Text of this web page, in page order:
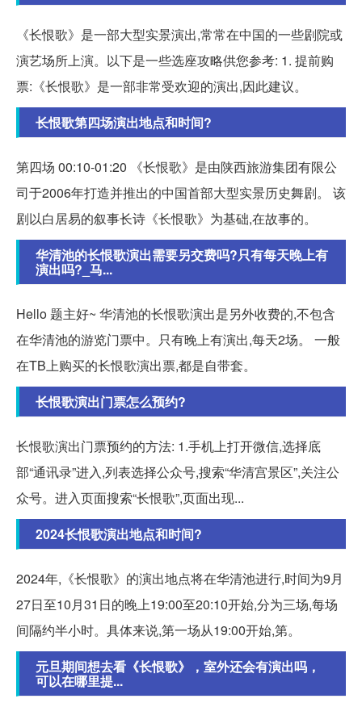
《长恨歌》是一部大型实景演出,常常在中国的一些剧院或
演艺场所上演。以下是一些选座攻略供您参考: 1. 提前购
票:《长恨歌》是一部非常受欢迎的演出,因此建议。
长恨歌第四场演出地点和时间?
第四场 00:10-01:20 《长恨歌》是由陕西旅游集团有限公
司于2006年打造并推出的中国首部大型实景历史舞剧。 该
剧以白居易的叙事长诗《长恨歌》为基础,在故事的。
华清池的长恨歌演出需要另交费吗?只有每天晚上有
演出吗?_马...
Hello 题主好~ 华清池的长恨歌演出是另外收费的,不包含
在华清池的游览门票中。只有晚上有演出,每天2场。 一般
在TB上购买的长恨歌演出票,都是自带套。
长恨歌演出门票怎么预约?
长恨歌演出门票预约的方法: 1.手机上打开微信,选择底
部“通讯录”进入,列表选择公众号,搜索“华清宫景区”,关注公
众号。进入页面搜索“长恨歌”,页面出现...
2024长恨歌演出地点和时间?
2024年,《长恨歌》的演出地点将在华清池进行,时间为9月
27日至10月31日的晚上19:00至20:10开始,分为三场,每场
间隔约半小时。具体来说,第一场从19:00开始,第。
元旦期间想去看《长恨歌》，室外还会有演出吗，
可以在哪里提...